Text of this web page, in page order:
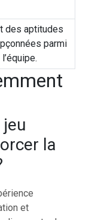
des aptitudes
parmi
la
et